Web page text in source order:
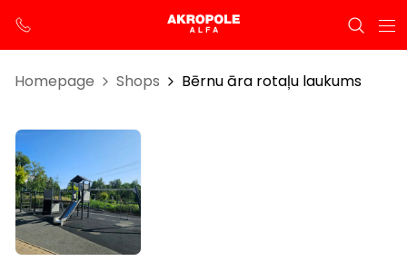
Homepage Shops Bērnu āra rotaļu laukums